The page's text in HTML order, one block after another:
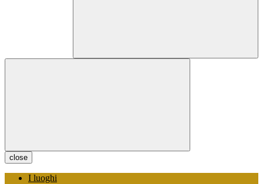
close
I luoghi